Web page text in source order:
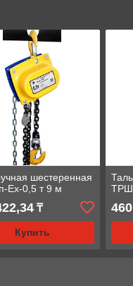
шестеренная
Ех-0,5 т 9 м
₸
Купить